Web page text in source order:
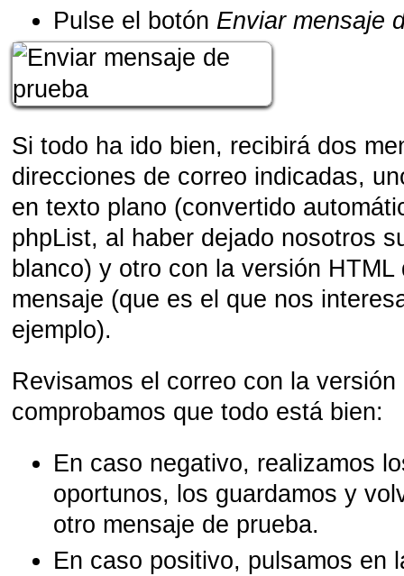
Pulse el botón Enviar mensaje
Si todo ha ido bien, recibirá dos
direcciones de correo indicadas,
en texto plano (convertido
phpList, al haber dejado nosotros
blanco) y otro con la versión
mensaje (que es el que nos
ejemplo).
Revisamos el correo con la versión
comprobamos que todo está bien:
En caso negativo, realizamos
oportunos, los guardamos y
otro mensaje de prueba.
En caso positivo, pulsamos en